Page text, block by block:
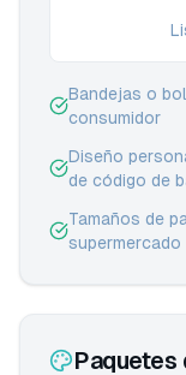
Bandejas o
consumidor
Diseño
de código de
Tamaños de
supermercado
Paquetes